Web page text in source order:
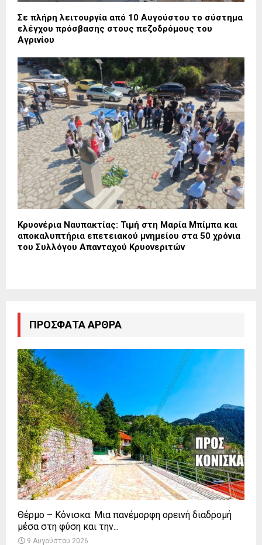
Σε πλήρη λειτουργία από 10 Αυγούστου το σύστημα
ελέγχου πρόσβασης στους πεζοδρόμους του
Αγρινίου
Κρυονέρια Ναυπακτίας: Τιμή στη Μαρία Μπίμπα και
αποκαλυπτήρια επετειακού μνημείου στα 50 χρόνια
του Συλλόγου Απανταχού Κρυονεριτών
ΠΡΌΣΦΑΤΑ ΆΡΘΡΑ
Θέρμο – Κόνισκα: Μια πανέμορφη ορεινή διαδρομή
μέσα στη φύση και την...
9 Αυγούστου 2026